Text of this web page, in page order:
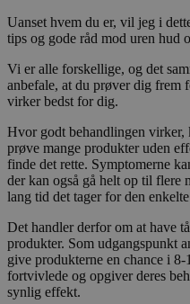
Uanset hvem du er, vil jeg i
tips og gode råd mod uren hud
Vi er alle forskellige, og det
anbefale, at du prøver dig frem
virker bedst for dig.
Hvor godt behandlingen virker,
prøve mange produkter uden
finde det rette. Symptomerne
der kan også gå helt op til flere
lang tid det tager for den
Det handler derfor om at have
produkter. Som udgangspunkt
give produkterne en chance i
fortvivlede og opgiver deres
synlig effekt.